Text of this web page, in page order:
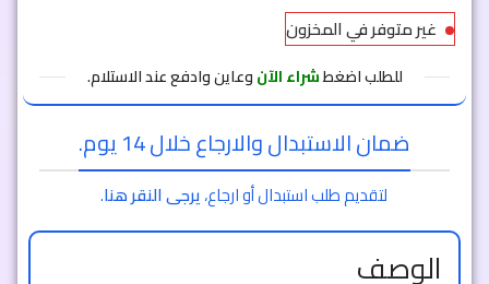
غير متوفر في المخزون
للطلب اضغطشراء الآنوعاين وادفع عند الاستلام.
ضمان الاستبدال والارجاع خلال 14 يوم.
لتقديم طلب استبدال أو ارجاع،يرجى النقر هنا.
الوصف